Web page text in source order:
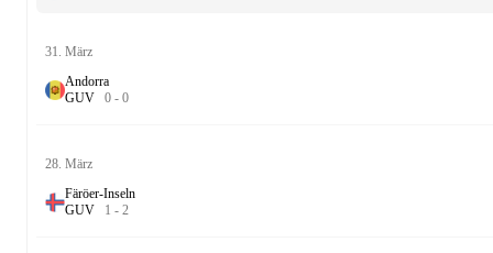
31. März
Andorra
GUV 0 - 0
28. März
Färöer-Inseln
GUV 1 - 2